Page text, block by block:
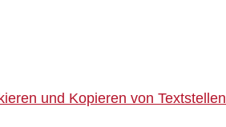
und Kopieren von